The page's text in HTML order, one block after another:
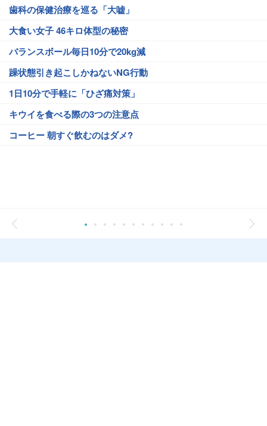
歯科の保健治療を巡る「大嘘」
大食い女子 46キロ体型の秘密
バランスボール毎日10分で20kg減
躁状態引き起こしかねないNG行動
1日10分で手軽に「ひざ痛対策」
キウイを食べる際の3つの注意点
コーヒー 朝すぐ飲むのはダメ?